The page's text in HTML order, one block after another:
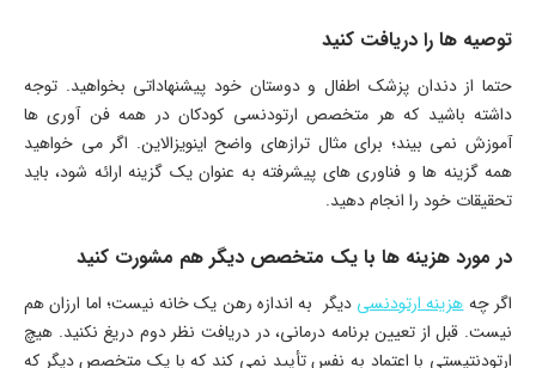
توصیه ها را دریافت کنید
حتما از دندان پزشک اطفال و دوستان خود پیشنهاداتی بخواهید. توجه
داشته باشید که هر متخصص ارتودنسی کودکان در همه فن آوری ها
آموزش نمی بیند؛ برای مثال ترازهای واضح اینویزالاین. اگر می خواهید
همه گزینه ها و فناوری های پیشرفته به عنوان یک گزینه ارائه شود، باید
تحقیقات خود را انجام دهید.
در مورد هزینه ها با یک متخصص دیگر هم مشورت کنید
اگر چههزینه ارتودنسی دیگر به اندازه رهن یک خانه نیست؛ اما ارزان هم
نیست. قبل از تعیین برنامه درمانی، در دریافت نظر دوم دریغ نکنید. هیچ
ارتودنتیستی با اعتماد به نفس تأیید نمی کند که با یک متخصص دیگر که